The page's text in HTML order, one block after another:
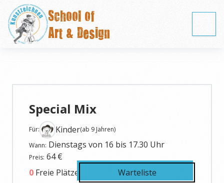
School of
Art & Design
Special Mix
Für: Kinder(ab 9 Jahren)
Wann: Dienstags von 16 bis 17.30 Uhr
Preis: 64€
0 Freie Plätze Warteliste